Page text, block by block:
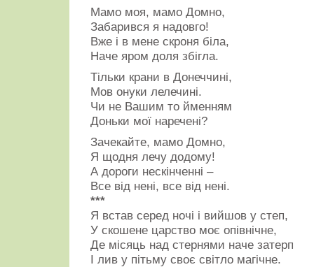
Мамо моя, мамо Домно,
Забарився я надовго!
Вже і в мене скроня біла,
Наче яром доля збігла.
Тільки крани в Донеччині,
Мов онуки лелечині.
Чи не Вашим то йменням
Доньки мої наречені?
Зачекайте, мамо Домно,
Я щодня лечу додому!
А дороги нескінченні –
Все від нені, все від нені.
***
Я встав серед ночі і вийшов у степ,
У скошене царство моє опівнічне,
Де місяць над стернями наче затерп
І лив у пітьму своє світло магічне.